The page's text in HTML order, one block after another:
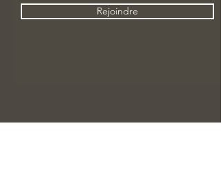
Rejoindre